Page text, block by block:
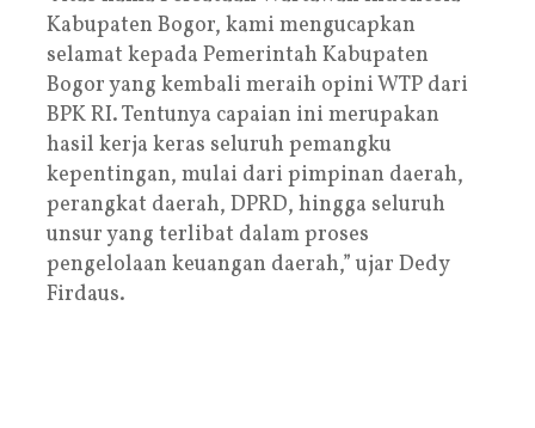
Kabupaten Bogor, kami mengucapkan
selamat kepada Pemerintah Kabupaten
Bogor yang kembali meraih opini WTP dari
BPK RI. Tentunya capaian ini merupakan
hasil kerja keras seluruh pemangku
kepentingan, mulai dari pimpinan daerah,
perangkat daerah, DPRD, hingga seluruh
unsur yang terlibat dalam proses
pengelolaan keuangan daerah,” ujar Dedy
Firdaus.